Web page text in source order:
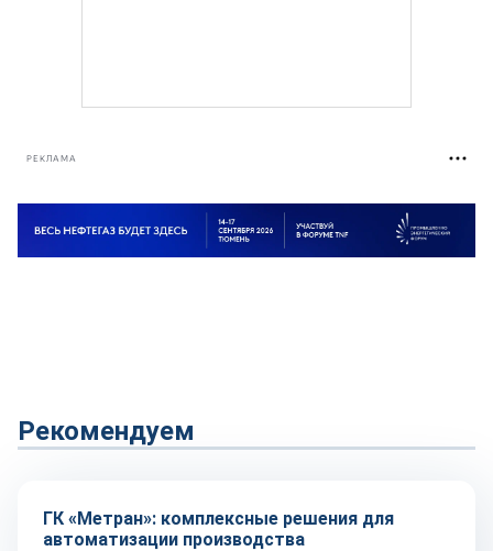
РЕКЛАМА
Рекомендуем
Репортаж
ГК «Метран»: комплексные решения для
автоматизации производства